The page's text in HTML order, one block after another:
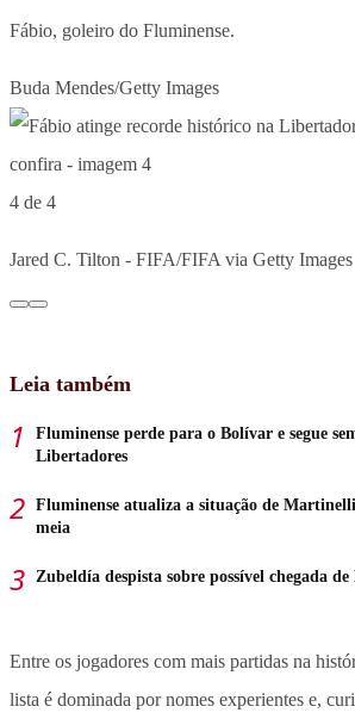
Fábio, goleiro do Fluminense.
Buda Mendes/Getty Images
4 de 4
Jared C. Tilton - FIFA/FIFA via Getty Images
Leia também
Fluminense perde para o Bolívar e segue
Libertadores
Fluminense atualiza a situação de
meia
Zubeldía despista sobre possível chegada
Entre os jogadores com mais partidas na
lista é dominada por nomes experientes e,